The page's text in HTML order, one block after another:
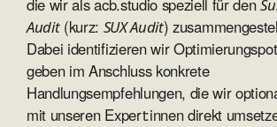
die wir als acb.studio speziell für den
Audit(kurz: SUX Audit)
Dabei identifizieren wir
geben im Anschluss konkrete
Handlungsempfehlungen, die wir
mit unseren Expert:innen direkt